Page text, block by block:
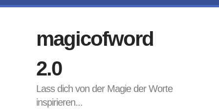
magicofword
2.0
Lass dich von der Magie der Worte
inspirieren...